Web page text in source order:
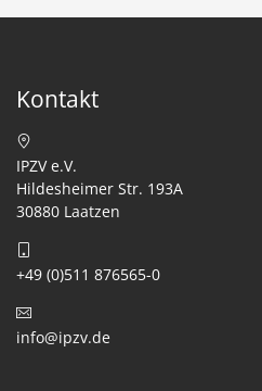
Kontakt
IPZV e.V.
Hildesheimer Str. 193A
30880 Laatzen
+49 (0)511 876565-0
info@ipzv.de